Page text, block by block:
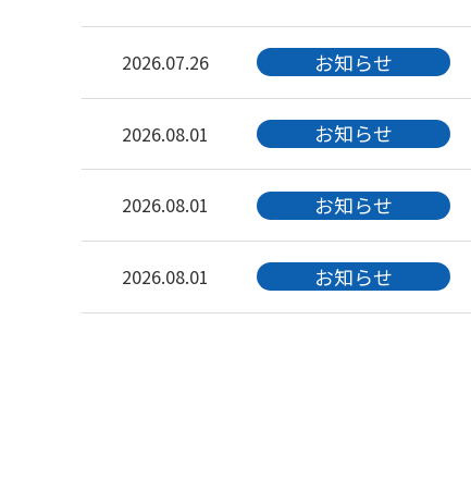
2026.07.26 お知らせ
2026.08.01 お知らせ
2026.08.01 お知らせ
2026.08.01 お知らせ